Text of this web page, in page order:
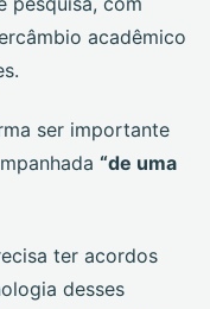
acadêmico
ser importante
“de uma
ter acordos
desses